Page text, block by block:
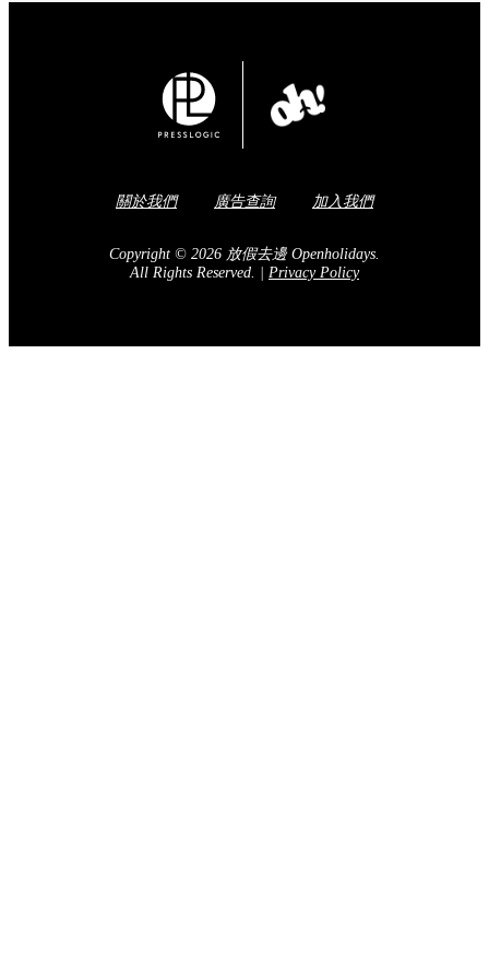
關於我們 廣告查詢 加入我們
Copyright © 2026 放假去邊 Openholidays.
All Rights Reserved.
Privacy Policy